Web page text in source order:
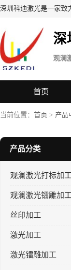
深圳科迪激光是一家致
深
观澜
首页
当前位置： 首页 > 产品
产品分类
观澜激光打标加工
观澜激光镭雕加工
丝印加工
激光加工
激光镭雕加工